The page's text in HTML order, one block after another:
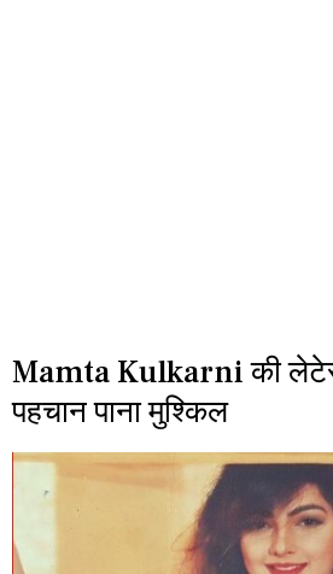
Mamta Kulkarni की
पहचान पाना मुश्किल